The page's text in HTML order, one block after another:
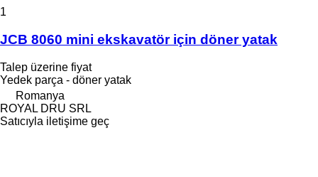
1
JCB 8060 mini ekskavatör için döner yatak
Talep üzerine fiyat
Yedek parça - döner yatak
Romanya
ROYAL DRU SRL
Satıcıyla iletişime geç